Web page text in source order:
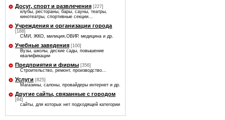
Досуг, спорт и развлечения [227]
клубы, рестораны, бары, сауны, театры,
кинотеатры, спортивные секции...
Учреждения и организации города
[188]
СМИ, ЖКО, милиция,ОВИР, медицина и др.
Учебные заведения [100]
Вузы, школы, деские сады, повышение
квалификации
Предприятия и фирмы [356]
Строительство, ремонт, производство...
Услуги [825]
Магазины, салоны, провайдеры интернет и др.
Другие сайты, связанные с городом
[84]
сайты, для которых нет подходящей категории